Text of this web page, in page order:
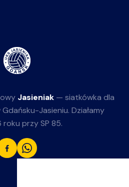
Jasieniak — siatkówka dla
Jasieniu. Działamy
roku przy SP 85.